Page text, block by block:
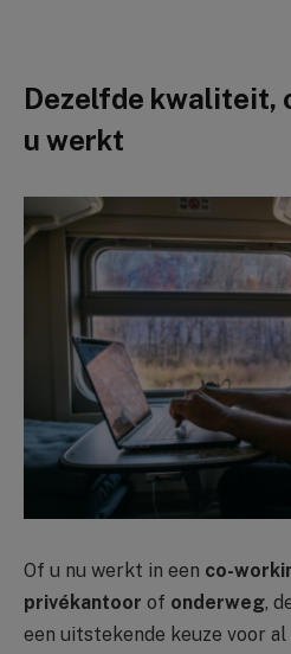
Dezelfde kwaliteit,
u werkt
Of u nu werkt in een co-
privékantoor of onderweg,
een uitstekende keuze voor al